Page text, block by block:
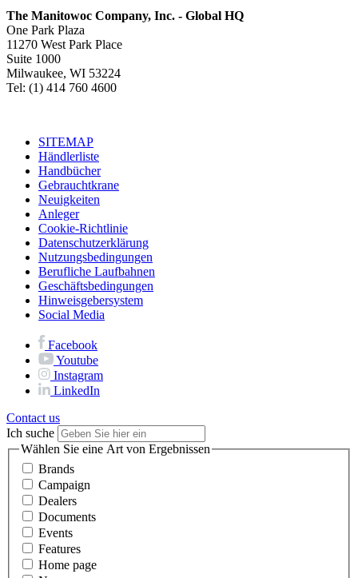
The Manitowoc Company, Inc. - Global HQ
One Park Plaza
11270 West Park Place
Suite 1000
Milwaukee, WI 53224
Tel: (1) 414 760 4600
SITEMAP
Händlerliste
Handbücher
Gebrauchtkrane
Neuigkeiten
Anleger
Cookie-Richtlinie
Datenschutzerklärung
Nutzungsbedingungen
Berufliche Laufbahnen
Geschäftsbedingungen
Hinweisgebersystem
Social Media
Facebook
Youtube
Instagram
LinkedIn
Contact us
Ich suche
Wählen Sie eine Art von Ergebnissen
Brands
Campaign
Dealers
Documents
Events
Features
Home page